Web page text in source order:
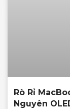
Rò Rỉ
Nguyên